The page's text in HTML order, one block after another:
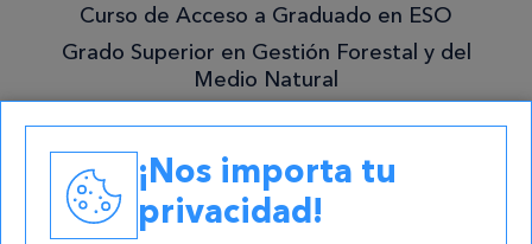
Curso de Acceso a Graduado en ESO
Grado Superior en Gestión Forestal y del
Medio Natural
Contacto
atencion@cursos.com
¡Nos importa tu
privacidad!